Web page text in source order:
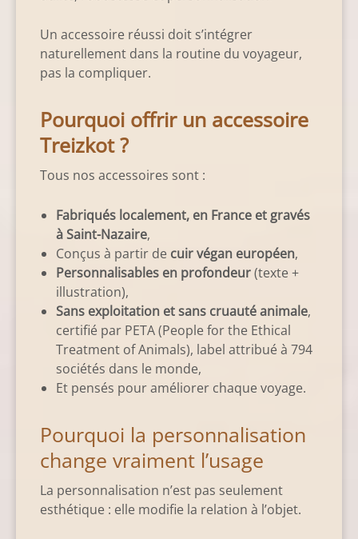
Un accessoire réussi doit s’intégrer
naturellement dans la routine du voyageur,
pas la compliquer.
Pourquoi offrir un accessoire
Treizkot ?
Tous nos accessoires sont :
Fabriqués localement, en France et gravés
à Saint-Nazaire,
Conçus à partir de cuir végan européen,
Personnalisables en profondeur(texte +
illustration),
Sans exploitation et sans cruauté animale,
certifié par PETA (People for the Ethical
Treatment of Animals), label attribué à 794
sociétés dans le monde,
Et pensés pour améliorer chaque voyage.
Pourquoi la personnalisation
change vraiment l’usage
La personnalisation n’est pas seulement
esthétique : elle modifie la relation à l’objet.